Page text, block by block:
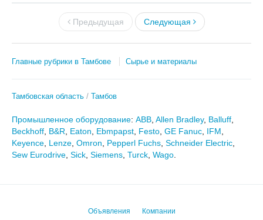
Предыдущая Следующая
Главные рубрики в Тамбове Сырье и материалы
Тамбовская область Тамбов
Промышленное оборудование: ABB Allen Bradley, Balluff
Beckhoff B&R Eaton Ebmpapst Festo GE Fanuc IFM
Keyence Lenze Omron Pepperl Fuchs Schneider Electric
Sew Eurodrive Sick Siemens Turck Wago
Объявления Компании